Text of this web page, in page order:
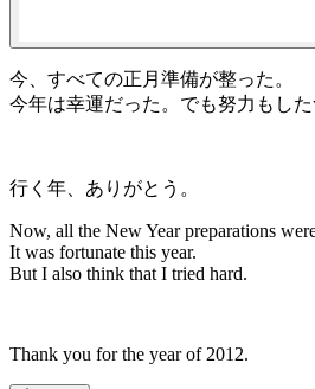
今、すべての正月準備が整った。
今年は幸運だった。でも努力もした
行く年、ありがとう。
Now, all the New Year preparations
It was fortunate this year.
But I also think that I tried hard.
Thank you for the year of 2012.